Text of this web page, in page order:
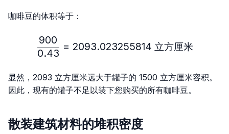
咖啡豆的体积等于：
\frac{900}{0.43}=
0.43
900
= 2093.023255814 立方厘米
显然，2093 立方厘米远大于罐子的 1500 立方厘米容积。
因此，现有的罐子不足以装下您购买的所有咖啡豆。
散装建筑材料的堆积密度